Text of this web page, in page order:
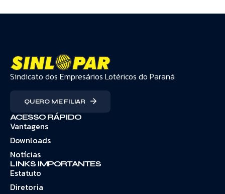
Sindicato dos Empresários Lotéricos do Paraná
QUERO ME FILIAR
ACESSO RÁPIDO
Vantagens
Downloads
Notícias
LINKS IMPORTANTES
Estatuto
Diretoria